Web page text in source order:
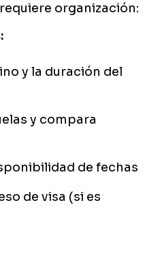
organización:
y la duración del
y compara
de fechas
de visa (si es